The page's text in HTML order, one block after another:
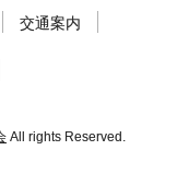
交通案内
All rights Reserved.